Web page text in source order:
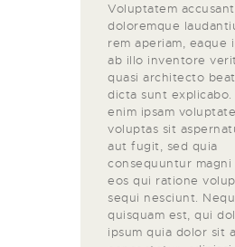
Voluptatem
doloremque
rem aperiam, eaque
ab illo inventore
quasi architecto
dicta sunt explicabo.
enim ipsam
voluptas sit
aut fugit, sed quia
consequuntur magni
eos qui ratione
sequi nesciunt.
quisquam est, qui
ipsum quia dolor sit